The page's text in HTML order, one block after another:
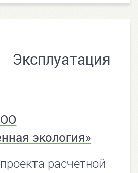
Эксплуатация
экология»
расчетной